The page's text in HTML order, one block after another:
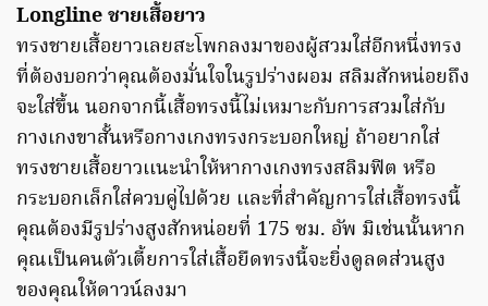
Longline ชายเสื้อยาว
ทรงชายเสื้อยาวเลยสะโพกลงมาของผู้สวมใส่อีกหนึ่งทรง
ที่ต้องบอกว่าคุณต้องมั่นใจในรูปร่างผอม สลิมสักหน่อยถึง
จะใส่ขึ้น นอกจากนี้เสื้อทรงนี้ไม่เหมาะกับการสวมใส่กับ
กางเกงขาสั้นหรือกางเกงทรงกระบอกใหญ่ ถ้าอยากใส่
ทรงชายเสื้อยาวเเนะนำให้หากางเกงทรงสลิมฟิต หรือ
กระบอกเล็กใส่ควบคู่ไปด้วย เเละที่สำคัญการใส่เสื้อทรงนี้
คุณต้องมีรูปร่างสูงสักหน่อยที่ 175 ซม. อัพ มิเช่นนั้นหาก
คุณเป็นคนตัวเตี้ยการใส่เสื้อยืดทรงนี้จะยิ่งดูลดส่วนสูง
ของคุณให้ดาวน์ลงมา